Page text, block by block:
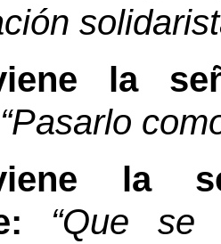
la
“Pasarlo
la
“Que se